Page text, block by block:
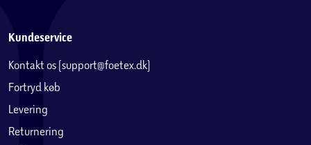
Kundeservice
Kontakt os (support@foetex.dk)
Fortryd køb
Levering
Returnering